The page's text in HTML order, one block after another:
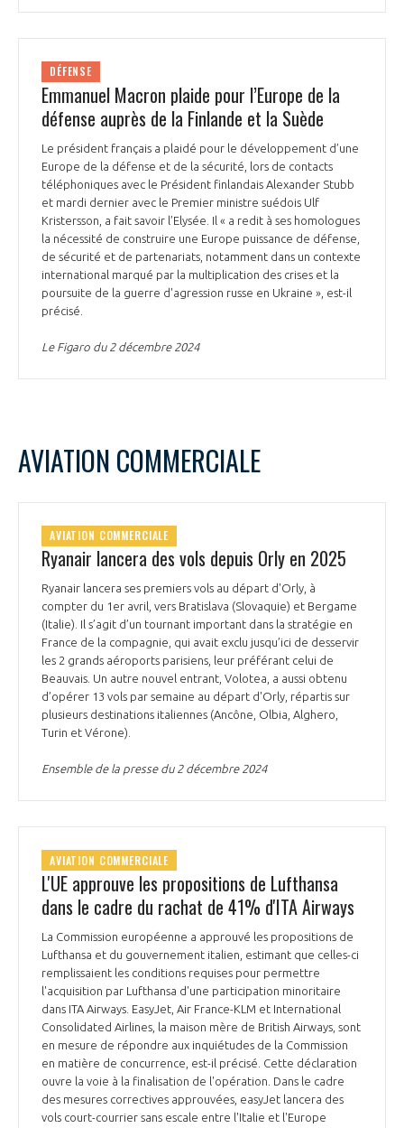
DÉFENSE
Emmanuel Macron plaide pour l’Europe de la
défense auprès de la Finlande et la Suède
Le président français a plaidé pour le développement d’une
Europe de la défense et de la sécurité, lors de contacts
téléphoniques avec le Président finlandais Alexander Stubb
et mardi dernier avec le Premier ministre suédois Ulf
Kristersson, a fait savoir l’Elysée. Il « a redit à ses homologues
la nécessité de construire une Europe puissance de défense,
de sécurité et de partenariats, notamment dans un contexte
international marqué par la multiplication des crises et la
poursuite de la guerre d'agression russe en Ukraine », est-il
précisé.
Le Figaro du 2 décembre 2024
AVIATION COMMERCIALE
AVIATION COMMERCIALE
Ryanair lancera des vols depuis Orly en 2025
Ryanair lancera ses premiers vols au départ d'Orly, à
compter du 1er avril, vers Bratislava (Slovaquie) et Bergame
(Italie). Il s’agit d’un tournant important dans la stratégie en
France de la compagnie, qui avait exclu jusqu’ici de desservir
les 2 grands aéroports parisiens, leur préférant celui de
Beauvais. Un autre nouvel entrant, Volotea, a aussi obtenu
d’opérer 13 vols par semaine au départ d'Orly, répartis sur
plusieurs destinations italiennes (Ancône, Olbia, Alghero,
Turin et Vérone).
Ensemble de la presse du 2 décembre 2024
AVIATION COMMERCIALE
L'UE approuve les propositions de Lufthansa
dans le cadre du rachat de 41% d'ITA Airways
La Commission européenne a approuvé les propositions de
Lufthansa et du gouvernement italien, estimant que celles-ci
remplissaient les conditions requises pour permettre
l'acquisition par Lufthansa d'une participation minoritaire
dans ITA Airways. EasyJet, Air France-KLM et International
Consolidated Airlines, la maison mère de British Airways, sont
en mesure de répondre aux inquiétudes de la Commission
en matière de concurrence, est-il précisé. Cette déclaration
ouvre la voie à la finalisation de l'opération. Dans le cadre
des mesures correctives approuvées, easyJet lancera des
vols court-courrier sans escale entre l'Italie et l'Europe